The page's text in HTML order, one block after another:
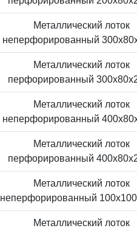
Металлический лоток
неперфорированный
Металлический лоток
перфорированный
Металлический лоток
неперфорированный
Металлический лоток
перфорированный
Металлический лоток
неперфорированный
Металлический лоток